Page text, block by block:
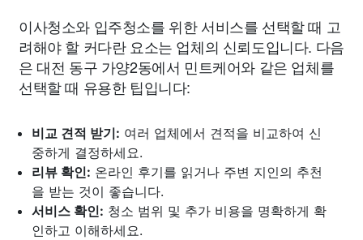
이사청소와 입주청소를 위한 서비스를 선택할 때 고
려해야 할 커다란 요소는 업체의 신뢰도입니다. 다음
은 대전 동구 가양2동에서 민트케어와 같은 업체를
선택할 때 유용한 팁입니다:
비교 견적 받기: 여러 업체에서 견적을 비교하여 신
중하게 결정하세요.
리뷰 확인: 온라인 후기를 읽거나 주변 지인의 추천
을 받는 것이 좋습니다.
서비스 확인: 청소 범위 및 추가 비용을 명확하게 확
인하고 이해하세요.